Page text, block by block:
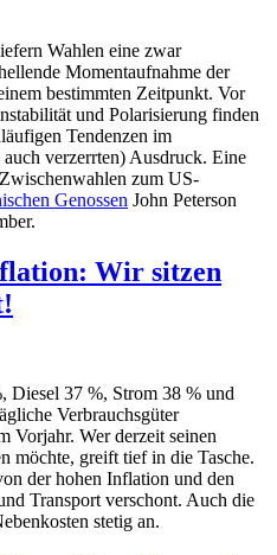
Wahlen eine zwar
Momentaufnahme der
bestimmten Zeitpunkt. Vor
und Polarisierung finden
Tendenzen im
verzerrten) Ausdruck. Eine
zum US-
Genossen John Peterson
Wir sitzen
Diesel 37 %, Strom 38 % und
Verbrauchsgüter
Vorjahr. Wer derzeit seinen
möchte, greift tief in die Tasche.
der hohen Inflation und den
Transport verschont. Auch die
stetig an.